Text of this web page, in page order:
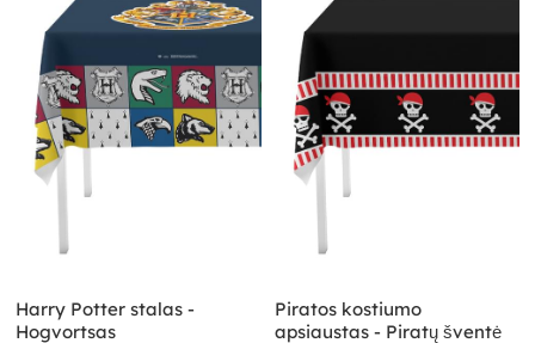
Harry Potter stalas -
Hogvortsas
Piratos kostiumo
apsiaustas - Piratų šventė